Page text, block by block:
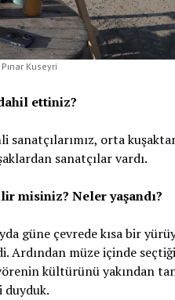
Pınar Kuseyri
ettiniz?
orta
sanatçılar vardı.
misiniz? Neler yaşandı?
güne çevrede kısa bir
müze içinde
kültürünü yakından
duyduk.